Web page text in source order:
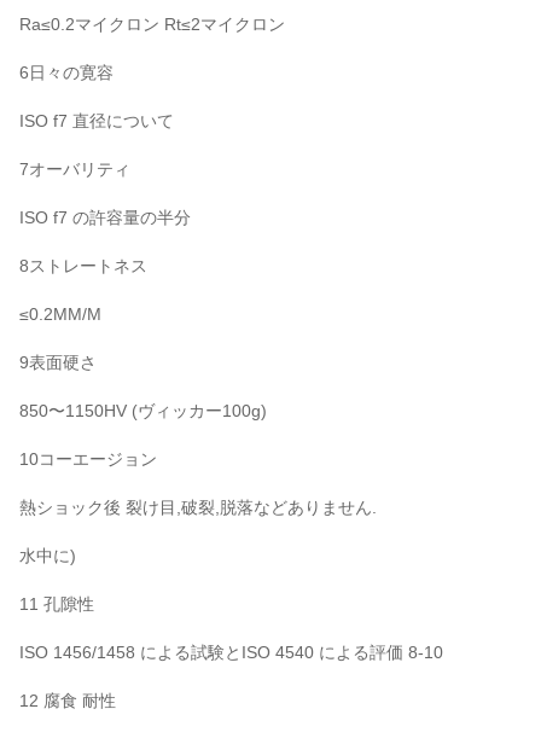
Ra≤0.2マイクロン Rt≤2マイクロン
6日々の寛容
ISO f7 直径について
7オーバリティ
ISO f7 の許容量の半分
8ストレートネス
≤0.2MM/M
9表面硬さ
850〜1150HV (ヴィッカー100g)
10コーエージョン
熱ショック後 裂け目,破裂,脱落などありません.
水中に)
11 孔隙性
ISO 1456/1458 による試験とISO 4540 による評価 8-10
12 腐食 耐性